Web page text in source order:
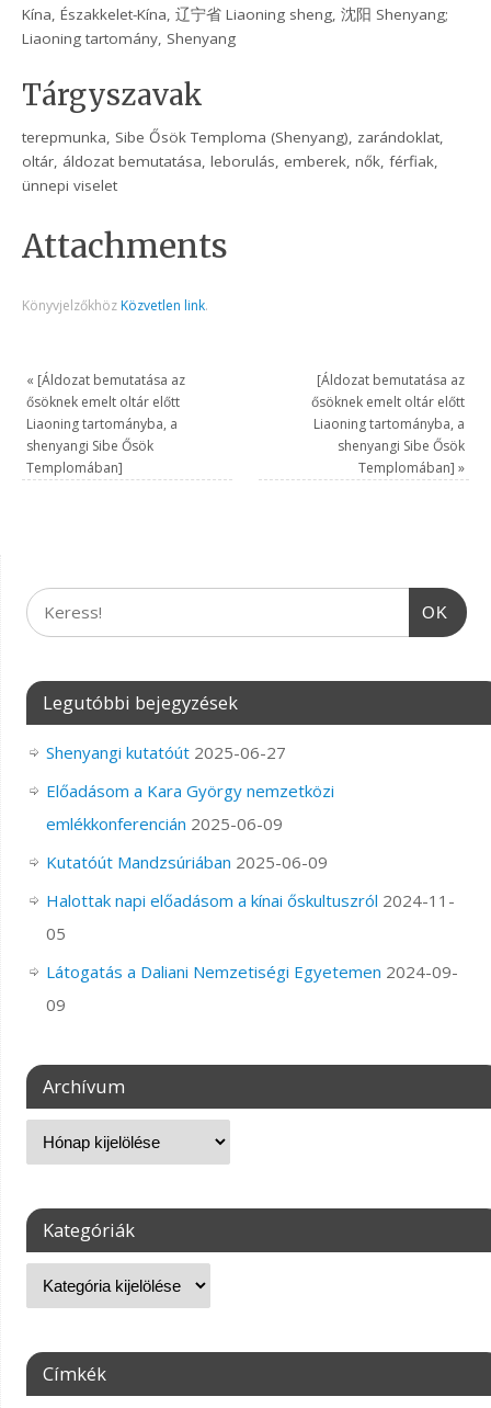
Kína, Északkelet-Kína, 辽宁省 Liaoning sheng, 沈阳 Shenyang;
Liaoning tartomány, Shenyang
Tárgyszavak
terepmunka, Sibe Ősök Temploma (Shenyang), zarándoklat,
oltár, áldozat bemutatása, leborulás, emberek, nők, férfiak,
ünnepi viselet
Attachments
Könyvjelzőkhöz Közvetlen link.
« [Áldozat bemutatása az
ősöknek emelt oltár előtt
Liaoning tartományba, a
shenyangi Sibe Ősök
Templomában]
[Áldozat bemutatása az
ősöknek emelt oltár előtt
Liaoning tartományba, a
shenyangi Sibe Ősök
Templomában] »
OK
Legutóbbi bejegyzések
Shenyangi kutatóút 2025-06-27
Előadásom a Kara György nemzetközi
emlékkonferencián 2025-06-09
Kutatóút Mandzsúriában 2025-06-09
Halottak napi előadásom a kínai őskultuszról 2024-11-
05
Látogatás a Daliani Nemzetiségi Egyetemen 2024-09-
09
Archívum
Kategóriák
Címkék